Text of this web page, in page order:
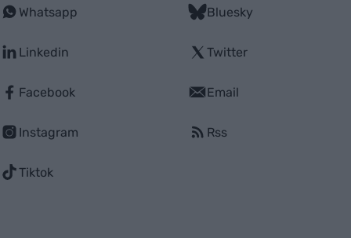
Whatsapp
Linkedin
Facebook
Instagram
Tiktok
Bluesky
Twitter
Email
Rss